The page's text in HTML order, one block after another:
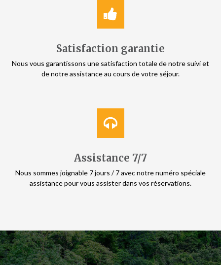
Satisfaction garantie
Nous vous garantissons une satisfaction totale de notre suivi et
de notre assistance au cours de votre séjour.
Assistance 7/7
Nous sommes joignable 7 jours / 7 avec notre numéro spéciale
assistance pour vous assister dans vos réservations.